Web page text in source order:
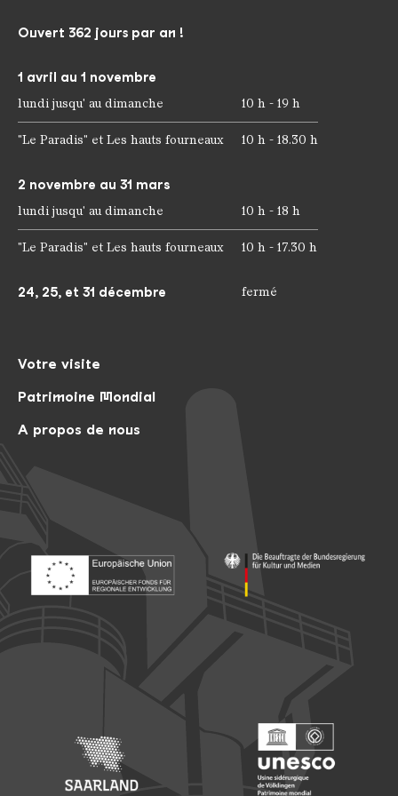
Votre visite
Patrimoine Mondial
A propos de nous
Ouvert 362 jours par an !
1 avril au 1 novembre
lundi jusqu' au dimanche 10 h - 19 h
"Le Paradis" et Les hauts fourneaux 10 h - 18.30 h
2 novembre au 31 mars
lundi jusqu' au dimanche 10 h - 18 h
"Le Paradis" et Les hauts fourneaux 10 h - 17.30 h
24, 25, et 31 décembre fermé